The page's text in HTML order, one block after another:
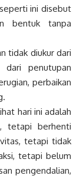
ini disebut
bentuk tanpa
tidak diukur dari
dari penutupan
perbaikan
hari ini adalah
tetapi berhenti
tetapi tidak
tetapi belum
pengendalian,